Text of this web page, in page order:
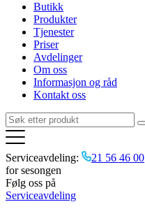
Butikk
Produkter
Tjenester
Priser
Avdelinger
Om oss
Informasjon og råd
Kontakt oss
Serviceavdeling: 21 56 46 00
for sesongen
Følg oss på
Serviceavdeling